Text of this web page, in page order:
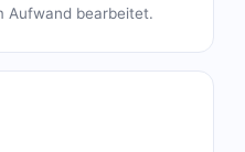
Aufwand bearbeitet.